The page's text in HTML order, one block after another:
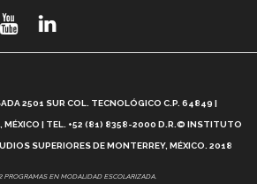
el Modelo Educativo Tec? (video)
Feminismo e Inteligencia Artificial, Paola
2501 SUR COL. TECNOLÓGICO C.P. 64849 |
MÉXICO | TEL. +52 (81) 8358-2000 D.R.© INSTITUTO
SUPERIORES DE MONTERREY, MÉXICO. 2018
PROGRAMAS EN MODALIDAD ESCOLARIZADA.